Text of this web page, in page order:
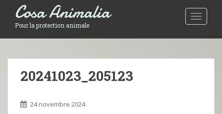
Toggle
Cosa Animalia
Pour la protection animale
20241023_205123
24 novembre 2024